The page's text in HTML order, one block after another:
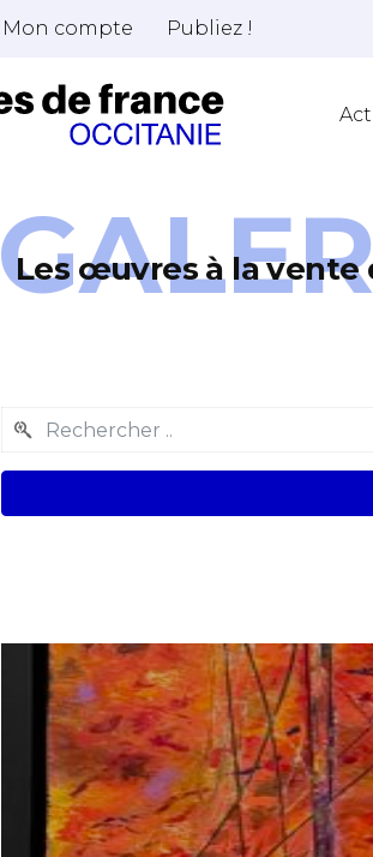
Mon compte Publiez !
Les œuvres à la vente